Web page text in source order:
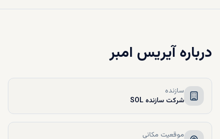
دربارهآیریس امبر
سازنده
شرکت سازنده SOL
موقعیت مکانی